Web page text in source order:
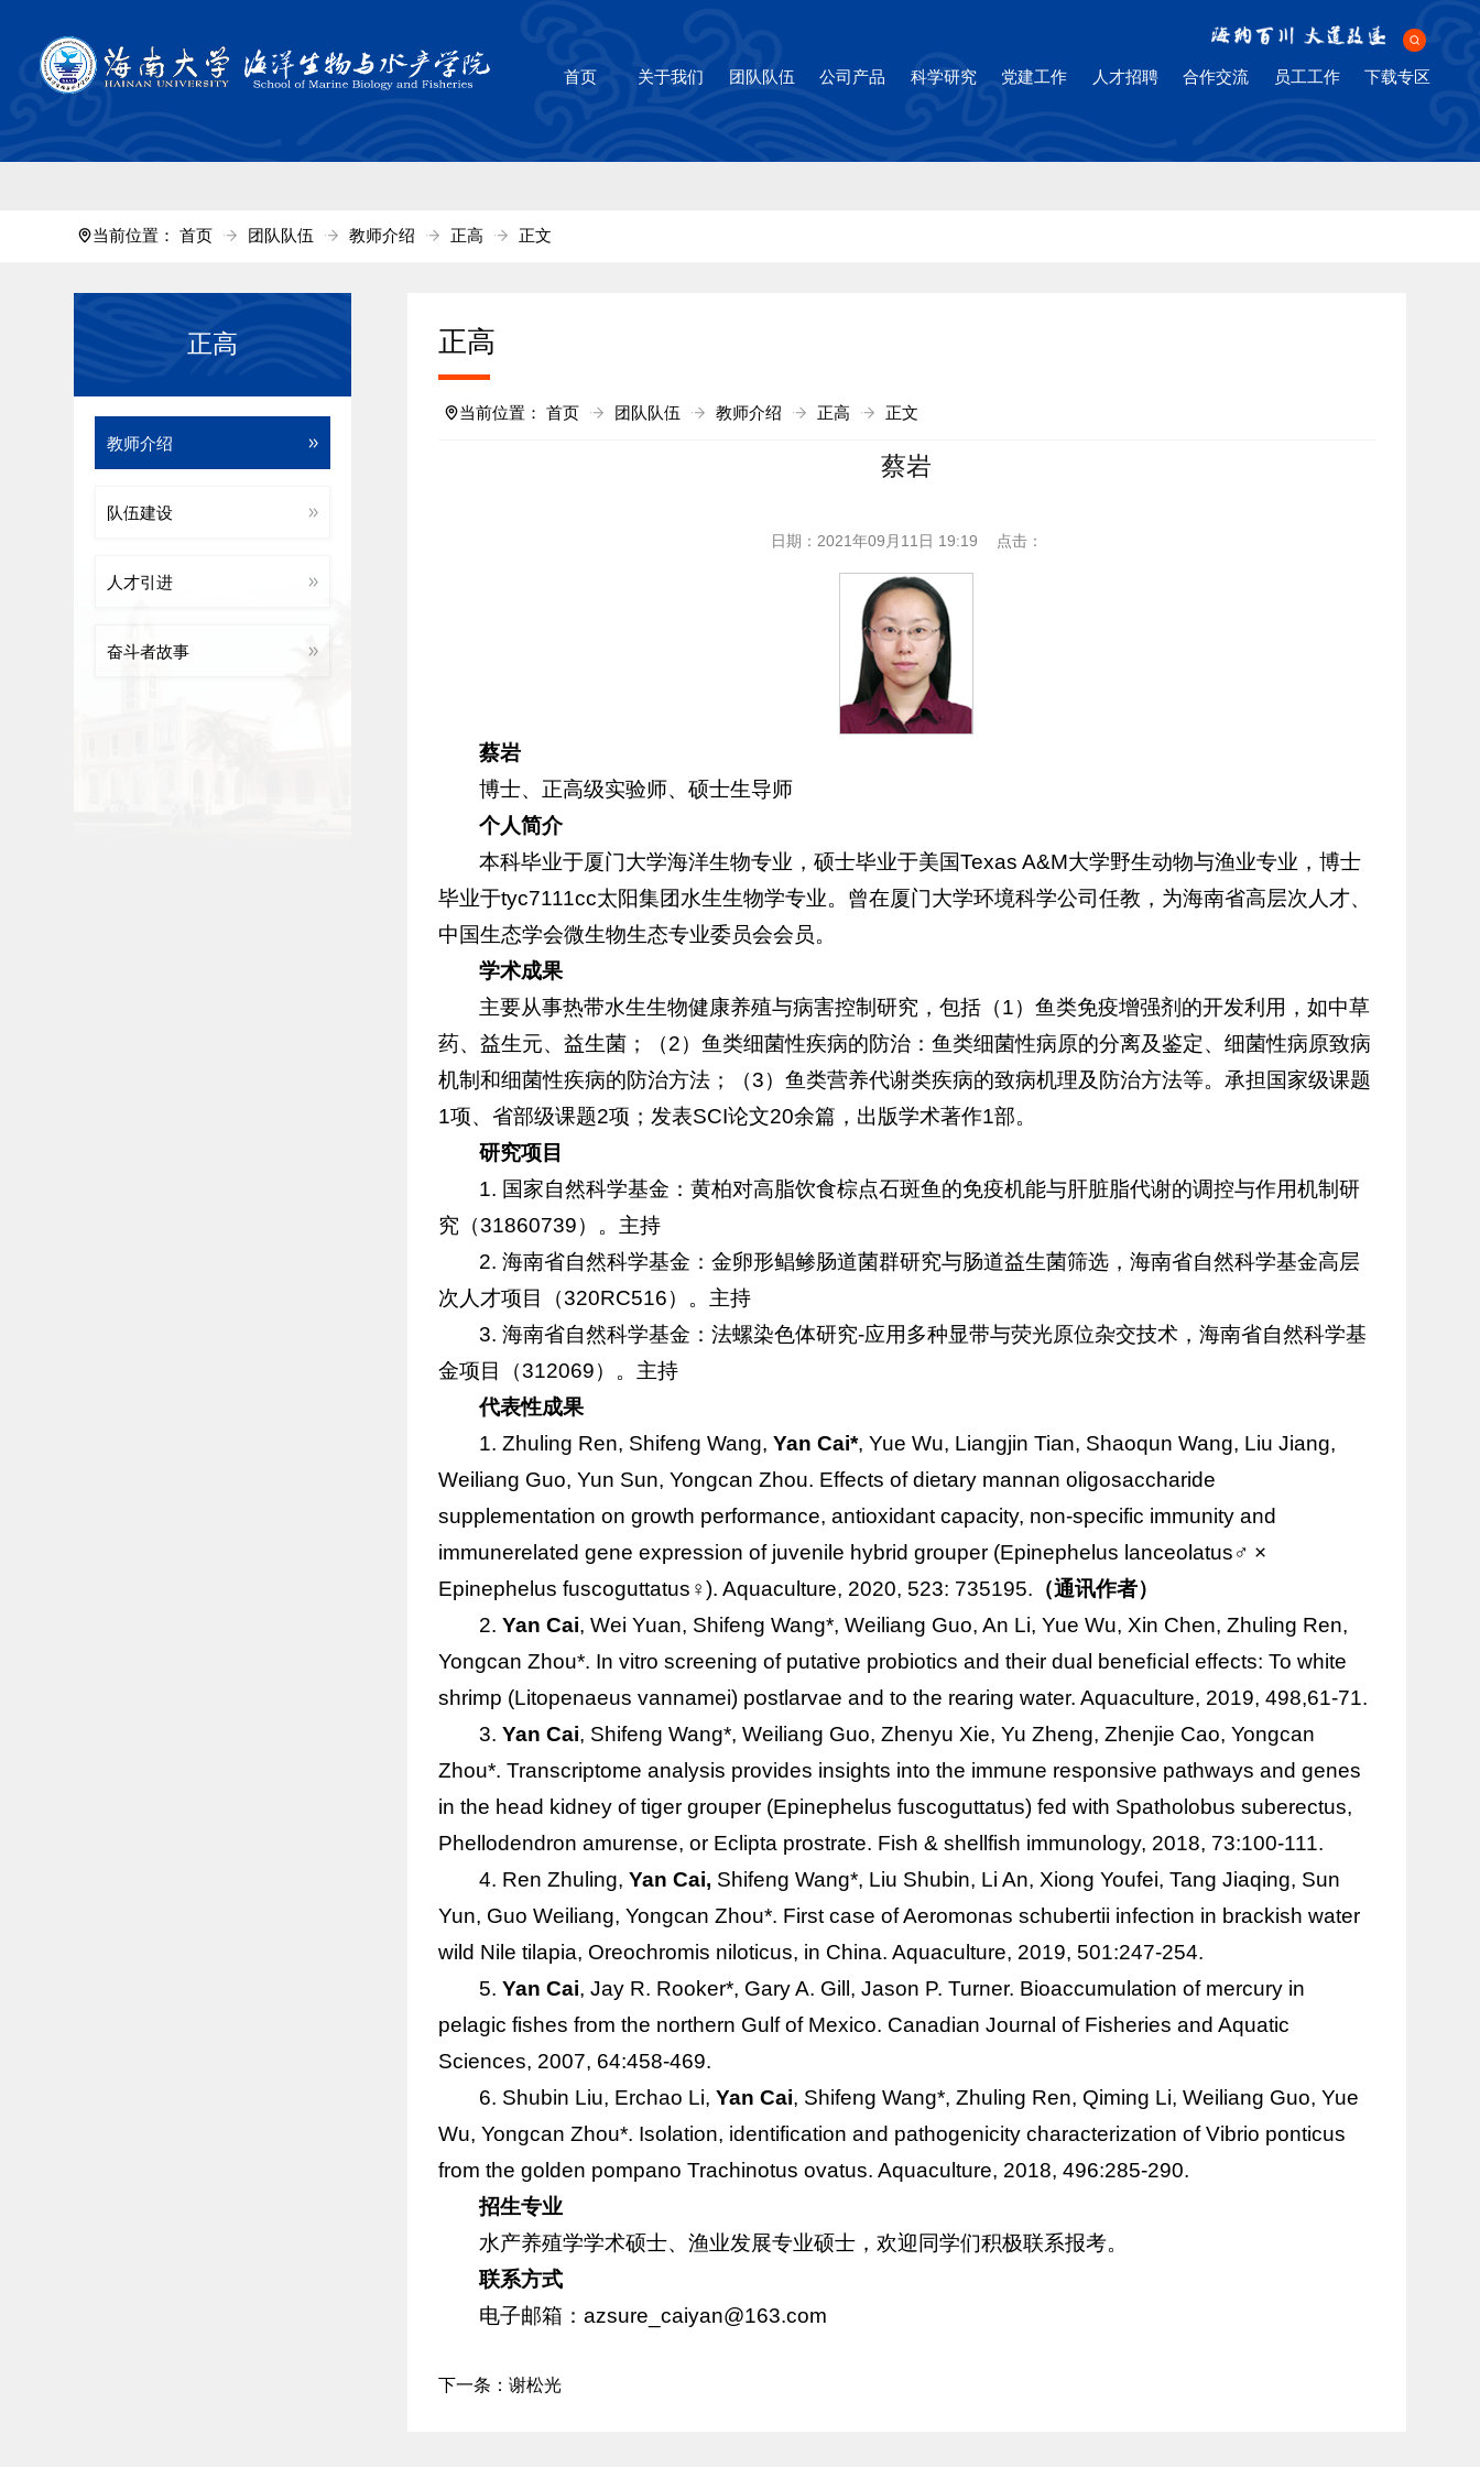
中国·tyc7111cc太阳(集团)官方网站-Branding Company
首页 关于我们 团队队伍 公司产品 科学研究 党建工作 人才招聘 合作交流 员工工作 下载专区
当前位置：首页 团队队伍 教师介绍 正高 正文
正高
教师介绍
队伍建设
人才引进
奋斗者故事
正高
当前位置：首页 团队队伍 教师介绍 正高 正文
蔡岩
日期： 2021年09月11日 19:19 点击：
蔡岩
博士、正高级实验师、硕士生导师
个人简介
本科毕业于厦门大学海洋生物专业，硕士毕业于美国Texas A&M大学野生动物与渔业专业，博士
毕业于tyc7111cc太阳集团水生生物学专业。曾在厦门大学环境科学公司任教，为海南省高层次人才、
中国生态学会微生物生态专业委员会会员。
学术成果
主要从事热带水生生物健康养殖与病害控制研究，包括（1）鱼类免疫增强剂的开发利用，如中草
药、益生元、益生菌；（2）鱼类细菌性疾病的防治：鱼类细菌性病原的分离及鉴定、细菌性病原致病
机制和细菌性疾病的防治方法；（3）鱼类营养代谢类疾病的致病机理及防治方法等。承担国家级课题
1项、省部级课题2项；发表SCI论文20余篇，出版学术著作1部。
研究项目
1. 国家自然科学基金：黄柏对高脂饮食棕点石斑鱼的免疫机能与肝脏脂代谢的调控与作用机制研
究（31860739）。主持
2. 海南省自然科学基金：金卵形鲳鲹肠道菌群研究与肠道益生菌筛选，海南省自然科学基金高层
次人才项目（320RC516）。主持
3. 海南省自然科学基金：法螺染色体研究-应用多种显带与荧光原位杂交技术，海南省自然科学基
金项目（312069）。主持
代表性成果
1. Zhuling Ren, Shifeng Wang,Yan Cai*, Yue Wu, Liangjin Tian, Shaoqun Wang, Liu Jiang,
Weiliang Guo, Yun Sun, Yongcan Zhou. Effects of dietary mannan oligosaccharide
supplementation on growth performance, antioxidant capacity, non-specific immunity and
immunerelated gene expression of juvenile hybrid grouper (Epinephelus lanceolatus♂ ×
Epinephelus fuscoguttatus ♀). Aquaculture, 2020, 523: 735195. （通讯作者）
2.Yan Cai, Wei Yuan, Shifeng Wang*, Weiliang Guo, An Li, Yue Wu, Xin Chen, Zhuling Ren,
Yongcan Zhou*. In vitro screening of putative probiotics and their dual beneﬁcial eﬀects: To white
shrimp (Litopenaeus vannamei) postlarvae and to the rearing water. Aquaculture, 2019, 498,61-71.
3.Yan Cai, Shifeng Wang*, Weiliang Guo, Zhenyu Xie, Yu Zheng, Zhenjie Cao, Yongcan
Zhou*. Transcriptome analysis provides insights into the immune responsive pathways and genes
in the head kidney of tiger grouper (Epinephelus fuscoguttatus) fed with Spatholobus suberectus,
Phellodendron amurense, or Eclipta prostrate. Fish & shellfish immunology, 2018, 73:100-111.
4. Ren Zhuling,Yan Cai, Shifeng Wang*, Liu Shubin, Li An, Xiong Youfei, Tang Jiaqing, Sun
Yun, Guo Weiliang, Yongcan Zhou*. First case of Aeromonas schubertii infection in brackish water
wild Nile tilapia, Oreochromis niloticus, in China. Aquaculture, 2019, 501:247-254.
5.Yan Cai, Jay R. Rooker*, Gary A. Gill, Jason P. Turner. Bioaccumulation of mercury in
pelagic fishes from the northern Gulf of Mexico. Canadian Journal of Fisheries and Aquatic
Sciences, 2007, 64:458-469.
6. Shubin Liu, Erchao Li,Yan Cai, Shifeng Wang*, Zhuling Ren, Qiming Li, Weiliang Guo, Yue
Wu, Yongcan Zhou*. Isolation, identification and pathogenicity characterization ofVibrio ponticus
from the golden pompano Trachinotus ovatus. Aquaculture, 2018, 496:285-290.
招生专业
水产养殖学学术硕士、渔业发展专业硕士，欢迎同学们积极联系报考。
联系方式
电子邮箱：azsure_caiyan@163.com
下一条： 谢松光